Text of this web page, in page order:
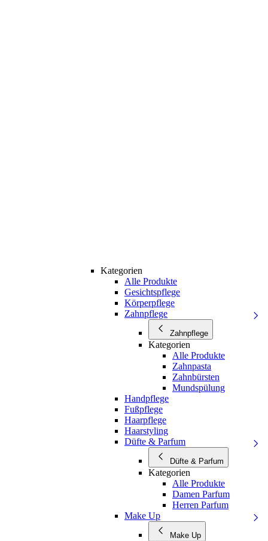
Kategorien
Alle Produkte
Gesichtspflege
Körperpflege
Zahnpflege
Zahnpflege
Kategorien
Alle Produkte
Zahnpasta
Zahnbürsten
Mundspülung
Handpflege
Fußpflege
Haarpflege
Haarstyling
Düfte & Parfum
Düfte & Parfum
Kategorien
Alle Produkte
Damen Parfum
Herren Parfum
Make Up
Make Up